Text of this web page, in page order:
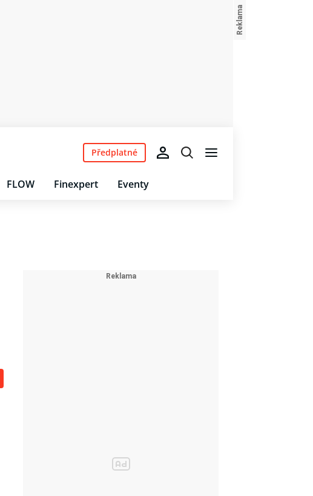
FLOW Finexpert Eventy
Předplatné